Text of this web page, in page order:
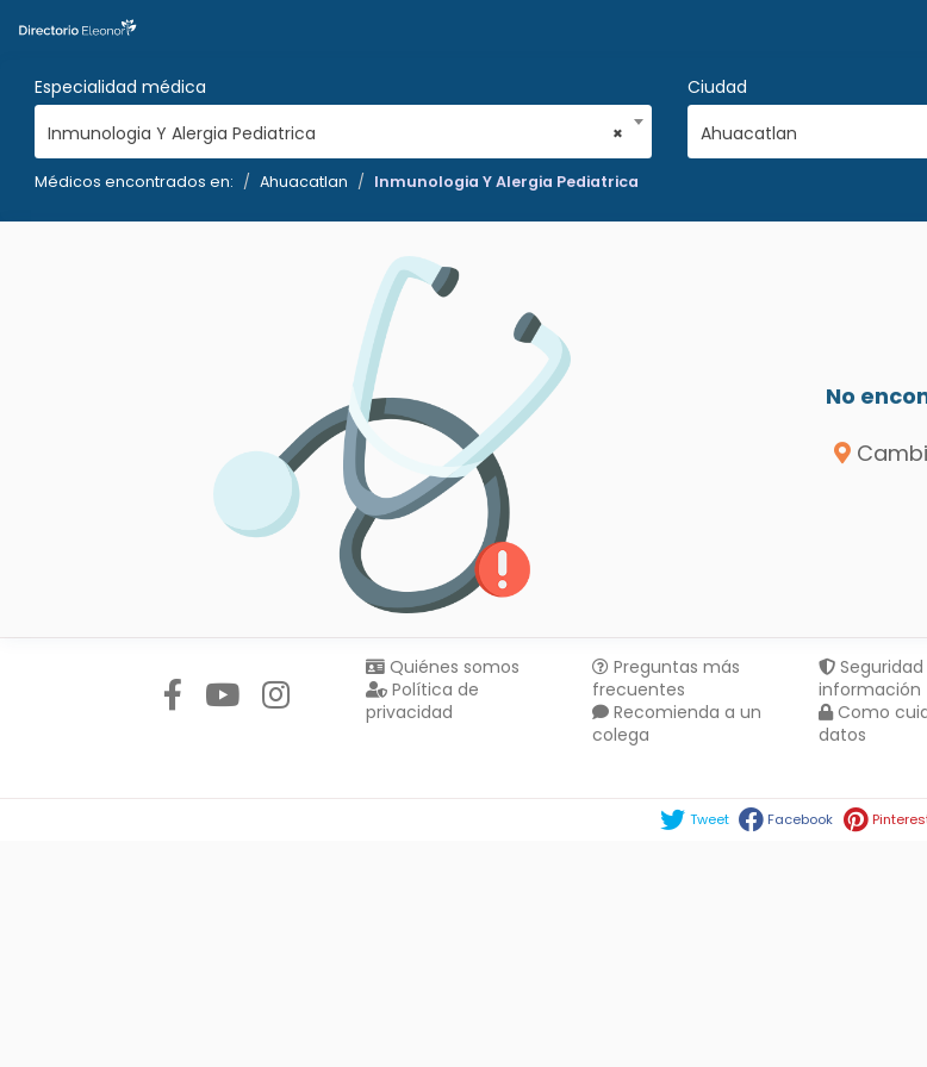
Especialidad médica
×
Inmunologia Y Alergia Pediatrica
Ciudad
Ahuacatlan
Médicos encontrados en: Ahuacatlan Inmunologia Y Alergia Pediatrica
No
Quiénes somos
Política de
privacidad
Preguntas más
frecuentes
Recomienda a un
colega
información
Como
datos
Tweet Facebook